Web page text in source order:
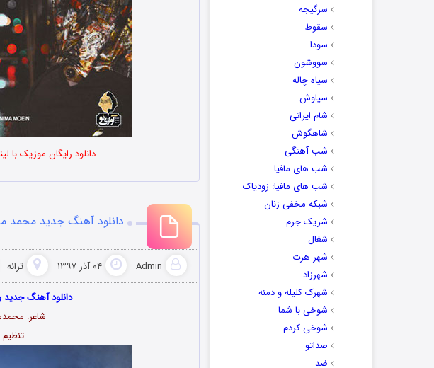
سرگیجه
سقوط
سودا
سووشون
سیاه چاله
سیاوش
شام ایرانی
شاهگوش
شب آهنگی
شب های مافیا
شب های مافیا: زودیاک
شبکه مخفی زنان
شریک جرم
شغال
شهر هرت
شهرزاد
شهرک کلیله و دمنه
شوخی با شما
شوخی کردم
صداتو
ضد
دانلود رایگان موزیک
دانلود آهنگ جدید محمد
Admin ۰۴ آذر ۱۳۹۷ ترانه
دانلود آهنگ جدید
شاعر: